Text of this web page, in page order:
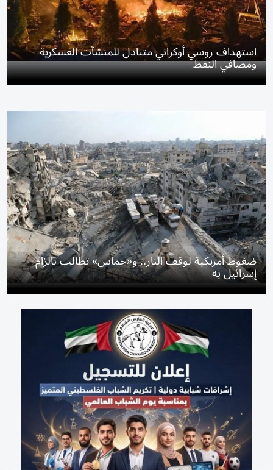
استهداف روسي أوكراني متبادل للمنشآت العسكرية
ومصافي النفط
ضغوط أمريكية لوقف النار.. و«حماس» تطالب بالزام
إسرائيل به